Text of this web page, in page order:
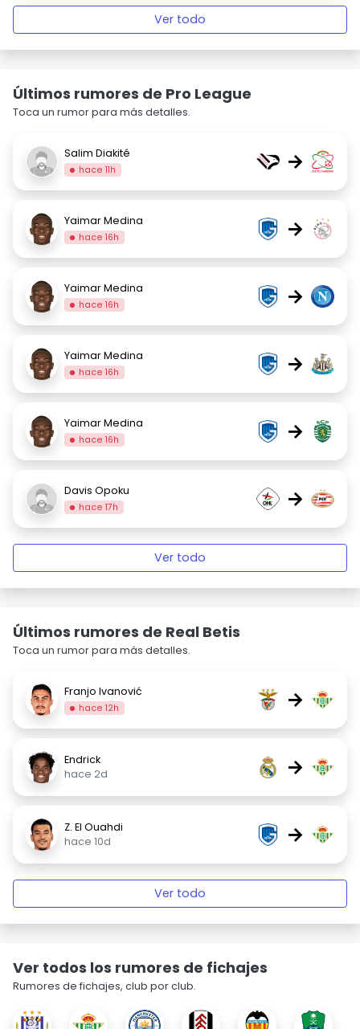
Ver todo
Últimos rumores de Pro League
Toca un rumor para más detalles.
Salim Diakité
hace 11h →
Yaimar Medina
hace 16h →
Yaimar Medina
hace 16h →
Yaimar Medina
hace 16h →
Yaimar Medina
hace 16h →
Davis Opoku
hace 17h →
Ver todo
Últimos rumores de Real Betis
Toca un rumor para más detalles.
Franjo Ivanović
hace 12h →
Endrick
hace 2d
→
Z. El Ouahdi
hace 10d
→
Ver todo
Ver todos los rumores de fichajes
Rumores de fichajes, club por club.